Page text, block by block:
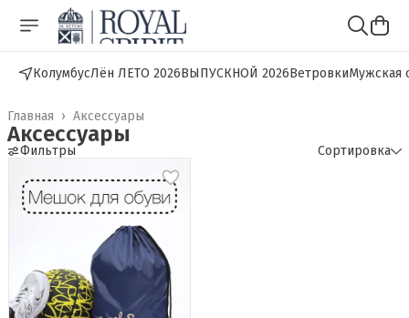
КолумбусЛён ЛЕТО 2026ВЫПУСКНОЙ 2026ВетровкиМужская
Аксессуары
Главная ›
Аксессуары
Фильтры Сортировка